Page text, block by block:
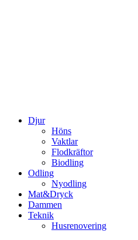
Djur
Höns
Vaktlar
Flodkräftor
Biodling
Odling
Nyodling
Mat&Dryck
Dammen
Teknik
Husrenovering